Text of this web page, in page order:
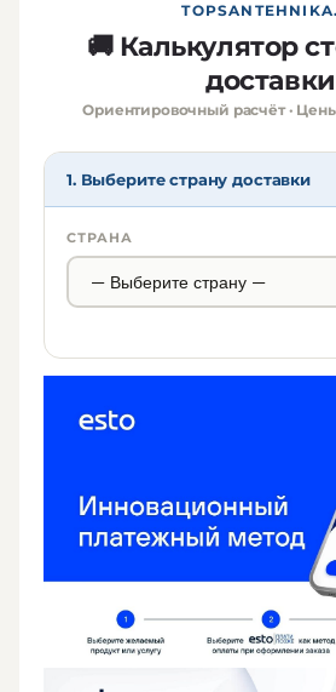
🚚 Калькулятор
доставки
Ориентировочный расчёт ·
1. Выберите страну доставки
СТРАНА